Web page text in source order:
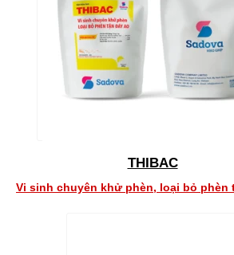
THIBAC
Vi sinh chuyên khử phèn, loại bỏ phèn